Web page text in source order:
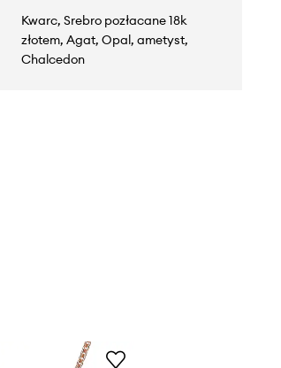
Kwarc, Srebro pozłacane 18k
złotem, Agat, Opal, ametyst,
Chalcedon